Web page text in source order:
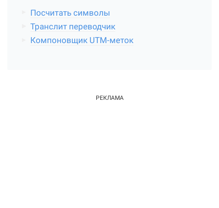
Посчитать символы
Транслит переводчик
Компоновщик UTM-меток